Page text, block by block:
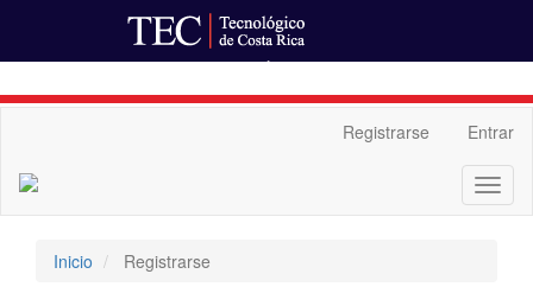
Barra
Registrarse Entrar
Inicio Registrarse